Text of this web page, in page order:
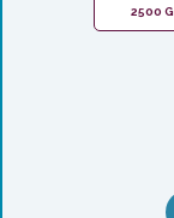
2500 G